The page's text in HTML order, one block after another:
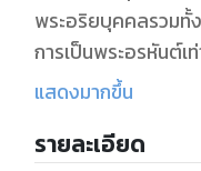
พระอริยบุคคลรวมทั้
การเป็นพระอรหันต์
และให้ถูกตรงตามที่ท
ความปรารถนา ขอให้
แสดงมากขึ้น
รายละเอียด